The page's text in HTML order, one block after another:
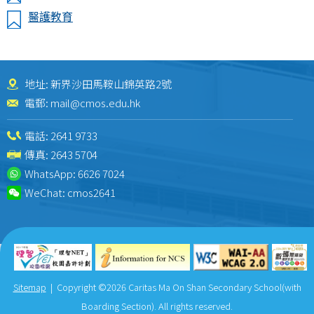
醫護教育
地址: 新界沙田馬鞍山錦英路2號
電郵: mail@cmos.edu.hk
電話: 2641 9733
傳真: 2643 5704
WhatsApp:6626 7024
WeChat: cmos2641
Sitemap | Copyright ©2026 Caritas Ma On Shan Secondary School(with
Boarding Section). All rights reserved.